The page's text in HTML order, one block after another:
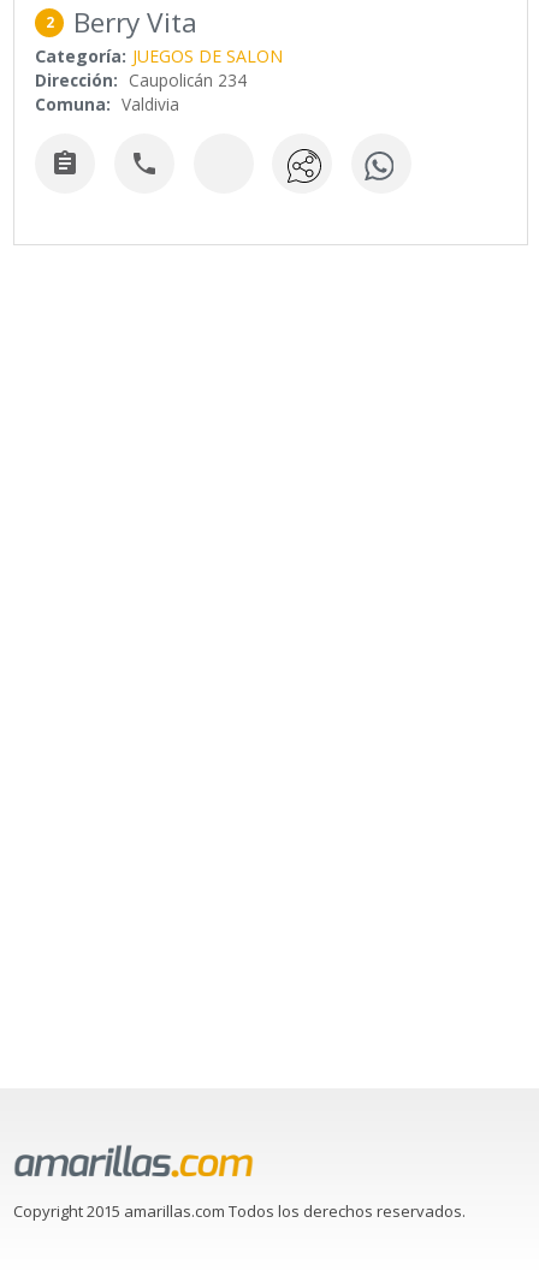
2 Berry Vita
Categoría: JUEGOS DE SALON
Dirección: Caupolicán 234
Comuna: Valdivia
 
Copyright 2015 amarillas.com Todos los derechos reservados.